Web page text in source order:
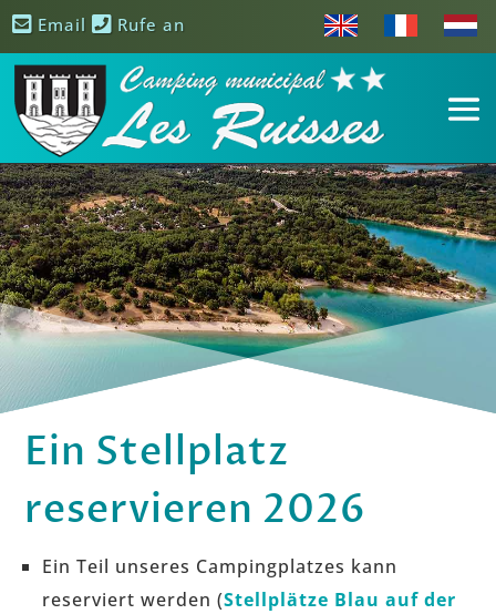
Email Rufe an
Ein Stellplatz
reservieren 2026
Ein Teil unseres Campingplatzes kann
reserviert werden (Stellplätze Blau auf der